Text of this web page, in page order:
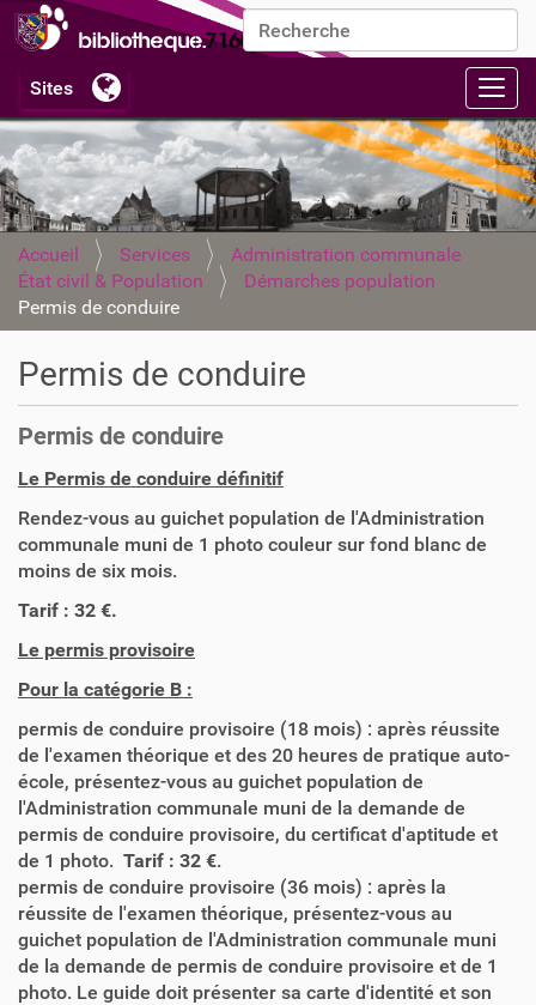
Chercher par
Recherche avancée…
Accueil Services
Administration communale
État civil & Population
Démarches population
Permis de conduire
Permis de conduire
Permis de conduire
Le Permis de conduire définitif
Rendez-vous au guichet population de l'Administration
communale muni de 1 photo couleur sur fond blanc de
moins de six mois.
Tarif : 32 €.
Le permis provisoire
Pour la catégorie B :
permis de conduire provisoire (18 mois) : après réussite
de l'examen théorique et des 20 heures de pratique auto-
école, présentez-vous au guichet population de
l'Administration communale muni de la demande de
permis de conduire provisoire, du certificat d'aptitude et
de 1 photo. Tarif : 32 €.
permis de conduire provisoire (36 mois) : après la
réussite de l'examen théorique, présentez-vous au
guichet population de l'Administration communale muni
de la demande de permis de conduire provisoire et de 1
photo. Le guide doit présenter sa carte d'identité et son